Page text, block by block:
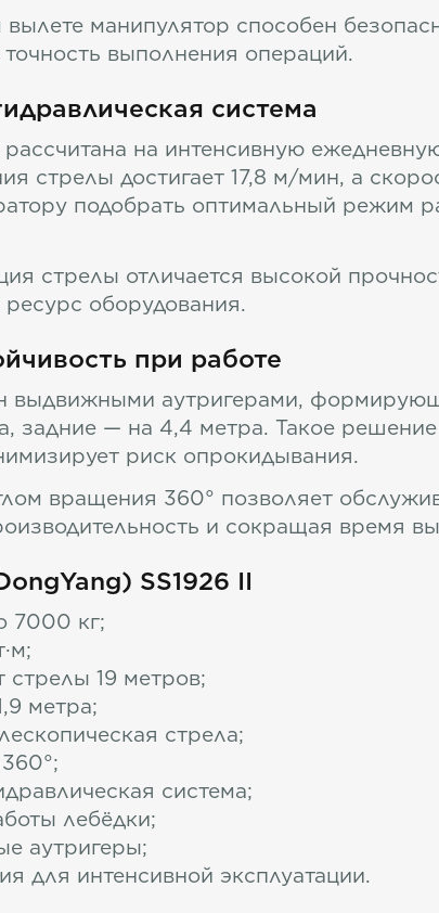
манипулятор способен
выполнения операций.
система
рассчитана на интенсивную
стрелы достигает 17,8 м/мин, а
подобрать оптимальный режим
стрелы отличается высокой
оборудования.
при работе
выдвижными аутригерами,
задние — на 4,4 метра. Такое
риск опрокидывания.
вращения 360° позволяет
и сокращая время
SS1926 II
7000 кг;
19 метров;
метра;
стрела;
система;
лебёдки;
аутригеры;
для интенсивной эксплуатации.